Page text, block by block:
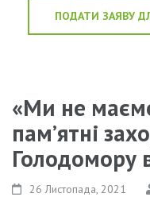
ПОДАТИ ЗАЯВУ
«Ми не
пам’ятні
Голодомору
26 Листопада, 2021